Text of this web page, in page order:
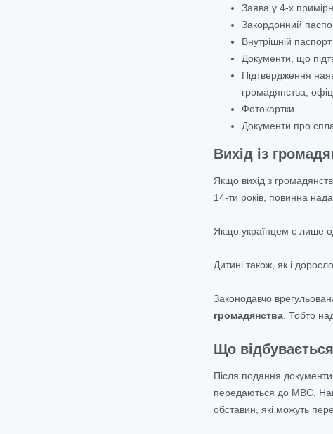
Заява у 4-х
Закордонний
Внутрішній
Документи, що
Підтвердження
громадянства,
Фотокартки.
Документи про
Вихід із
Якщо вихід з
14-ти років, повинна
Якщо українцем є лише
Дитині також, як і
Законодавчо
громадянства . Тобто
Що
Після подання
передаються до МВС,
обставин, які можуть